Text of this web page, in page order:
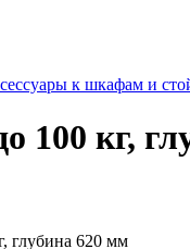
к шкафам и
100 кг,